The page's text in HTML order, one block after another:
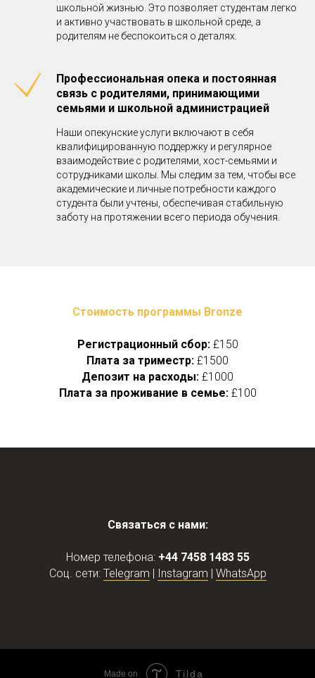
школьной жизнью. Это позволяет студентам легко
и активно участвовать в школьной среде, а
родителям не беспокоиться о деталях.
Профессиональная опека и постоянная
связь с родителями, принимающими
семьями и школьной администрацией
Наши опекунские услуги включают в себя
квалифицированную поддержку и регулярное
взаимодействие с родителями, хост-семьями и
сотрудниками школы. Мы следим за тем, чтобы все
академические и личные потребности каждого
студента были учтены, обеспечивая стабильную
заботу на протяжении всего периода обучения.
Стоимость программы Bronze
Регистрационный сбор:£150
Плата за триместр: £1500
Депозит на расходы: £1000
Плата за проживание в семье:£100
Связаться с нами:
Номер телефона: +44 7458 1483 55
Соц. сети: Telegram | Instagram | WhatsApp
Made on Tilda